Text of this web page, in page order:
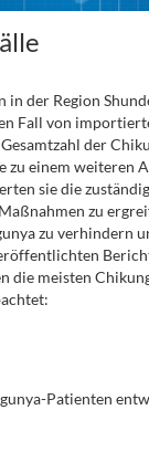
in der Region
Fall von
der
zu einem weiteren
sie die
zu
zu verhindern
die meisten
Patienten